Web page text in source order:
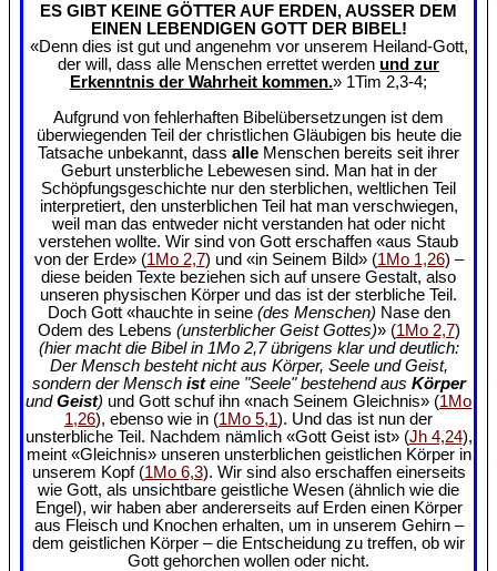
ES GIBT KEINE GÖTTER AUF ERDEN, AUSSER DEM
EINEN LEBENDIGEN GOTT DER BIBEL!
«Denn dies ist gut und angenehm vor unserem Heiland-Gott,
der will, dass alle Menschen errettet werden und zur
Erkenntnis der Wahrheit kommen.» 1Tim 2,3-4;
Aufgrund von fehlerhaften Bibelübersetzungen ist dem
überwiegenden Teil der christlichen Gläubigen bis heute die
Tatsache unbekannt, dass alle Menschen bereits seit ihrer
Geburt unsterbliche Lebewesen sind. Man hat in der
Schöpfungsgeschichte nur den sterblichen, weltlichen Teil
interpretiert, den unsterblichen Teil hat man verschwiegen,
weil man das entweder nicht verstanden hat oder nicht
verstehen wollte. Wir sind von Gott erschaffen «aus Staub
von der Erde» (1Mo 2,7) und «in Seinem Bild» (1Mo 1,26) –
diese beiden Texte beziehen sich auf unsere Gestalt, also
unseren physischen Körper und das ist der sterbliche Teil.
Doch Gott «hauchte in seine (des Menschen) Nase den
Odem des Lebens (unsterblicher Geist Gottes)» (1Mo 2,7)
(hier macht die Bibel in 1Mo 2,7 übrigens klar und deutlich:
Der Mensch besteht nicht aus Körper, Seele und Geist,
sondern der Mensch isteine "Seele" bestehend aus Körper
undGeist) und Gott schuf ihn «nach Seinem Gleichnis» (1Mo
1,26), ebenso wie in (1Mo 5,1). Und das ist nun der
unsterbliche Teil. Nachdem nämlich «Gott Geist ist» (Jh 4,24),
meint «Gleichnis» unseren unsterblichen geistlichen Körper in
unserem Kopf (1Mo 6,3). Wir sind also erschaffen einerseits
wie Gott, als unsichtbare geistliche Wesen (ähnlich wie die
Engel), wir haben aber andererseits auf Erden einen Körper
aus Fleisch und Knochen erhalten, um in unserem Gehirn –
dem geistlichen Körper – die Entscheidung zu treffen, ob wir
Gott gehorchen wollen oder nicht.